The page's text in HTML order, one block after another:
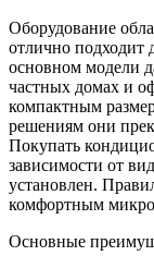
Оборудование
отлично
основном модели
частных домах и
компактным
решениям они
Покупать
зависимости от
установлен.
комфортным
Основные